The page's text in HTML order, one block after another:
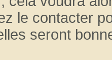
le contacter
seront